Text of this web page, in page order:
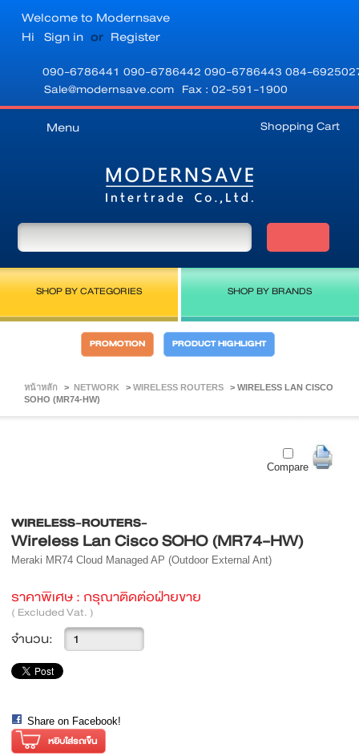
Welcome to Modernsave
Hi Sign in or Register
090-6786441 090-6786442 090-6786443 084-
Sale@modernsave.com Fax : 02-591-1900
Shopping Cart
Menu
SHOP BY CATEGORIES SHOP BY BRANDS
PROMOTION PRODUCT HIGHLIGHT
หน้าหลัก > NETWORK > WIRELESS ROUTERS > WIRELESS LAN CISCO
SOHO (MR74-HW)
Compare
WIRELESS-ROUTERS-
Wireless Lan Cisco SOHO (MR74-HW)
Meraki MR74 Cloud Managed AP (Outdoor External Ant)
ราคาพิเศษ : กรุณาติดต่อฝ่ายขาย
( Excluded Vat. )
จำนวน:
Share on Facebook!